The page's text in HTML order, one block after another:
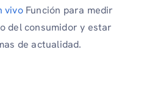
vivoFunción para medir
del consumidor y estar
de actualidad.